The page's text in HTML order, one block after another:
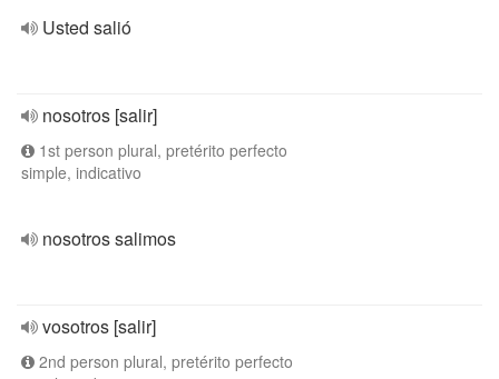
Usted salió
nosotros [salir]
1st person plural, pretérito perfecto
simple, indicativo
nosotros salimos
vosotros [salir]
2nd person plural, pretérito perfecto